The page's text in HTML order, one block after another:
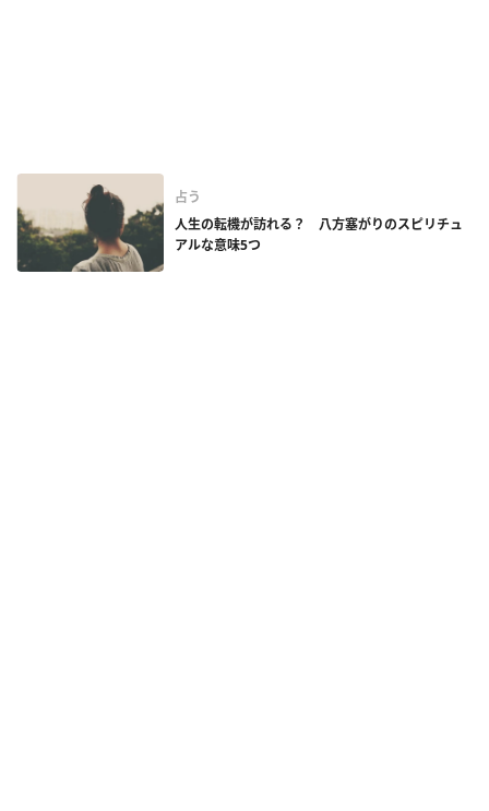
占う
人生の転機が訪れる？ 八方塞がりのスピリチュ
アルな意味5つ